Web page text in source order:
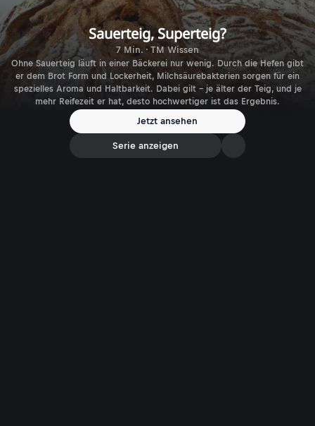
Sauerteig, Superteig?
7 Min. · TM Wissen
Ohne Sauerteig läuft in einer Bäckerei nur wenig. Durch die Hefen gibt
er dem Brot Form und Lockerheit, Milchsäurebakterien sorgen für ein
spezielles Aroma und Haltbarkeit. Dabei gilt – je älter der Teig, und je
mehr Reifezeit er hat, desto hochwertiger ist das Ergebnis.
Jetzt ansehen
Serie anzeigen